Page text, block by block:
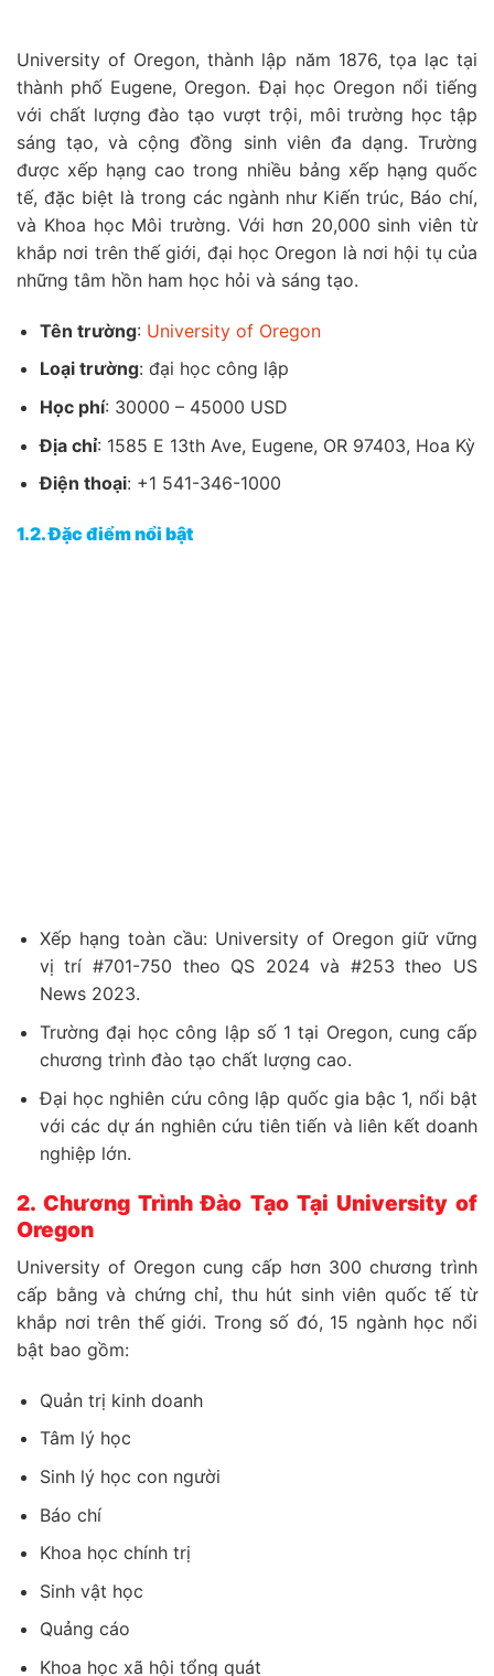
University of Oregon, thành lập năm 1876, tọa lạc tại
thành phố Eugene, Oregon. Đại học Oregon nổi tiếng
với chất lượng đào tạo vượt trội, môi trường học tập
sáng tạo, và cộng đồng sinh viên đa dạng. Trường
được xếp hạng cao trong nhiều bảng xếp hạng quốc
tế, đặc biệt là trong các ngành như Kiến trúc, Báo chí,
và Khoa học Môi trường. Với hơn 20,000 sinh viên từ
khắp nơi trên thế giới, đại học Oregon là nơi hội tụ của
những tâm hồn ham học hỏi và sáng tạo.
Tên trường: University of Oregon
Loại trường: đại học công lập
Học phí: 30000 – 45000 USD
Địa chỉ: 1585 E 13th Ave, Eugene, OR 97403, Hoa Kỳ
Điện thoại: +1 541-346-1000
1.2. Đặc điểm nổi bật
Xếp hạng toàn cầu: University of Oregon giữ vững
vị trí #701-750 theo QS 2024 và #253 theo US
News 2023.
Trường đại học công lập số 1 tại Oregon, cung cấp
chương trình đào tạo chất lượng cao.
Đại học nghiên cứu công lập quốc gia bậc 1, nổi bật
với các dự án nghiên cứu tiên tiến và liên kết doanh
nghiệp lớn.
2. Chương Trình Đào Tạo Tại University of
Oregon
University of Oregon cung cấp hơn 300 chương trình
cấp bằng và chứng chỉ, thu hút sinh viên quốc tế từ
khắp nơi trên thế giới. Trong số đó, 15 ngành học nổi
bật bao gồm:
Quản trị kinh doanh
Tâm lý học
Sinh lý học con người
Báo chí
Khoa học chính trị
Sinh vật học
Quảng cáo
Khoa học xã hội tổng quát